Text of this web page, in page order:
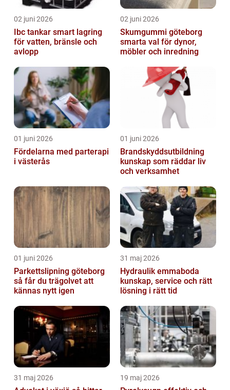
02 juni 2026
Ibc tankar smart lagring
för vatten, bränsle och
avlopp
02 juni 2026
Skumgummi göteborg
smarta val för dynor,
möbler och inredning
01 juni 2026
Fördelarna med parterapi
i västerås
01 juni 2026
Brandskyddsutbildning
kunskap som räddar liv
och verksamhet
01 juni 2026
Parkettslipning göteborg
så får du trägolvet att
kännas nytt igen
31 maj 2026
Hydraulik emmaboda
kunskap, service och rätt
lösning i rätt tid
31 maj 2026 19 maj 2026